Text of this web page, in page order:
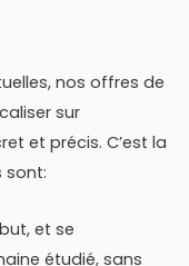
nos offres de
sur
et précis. C’est la
sont:
et se
étudié, sans